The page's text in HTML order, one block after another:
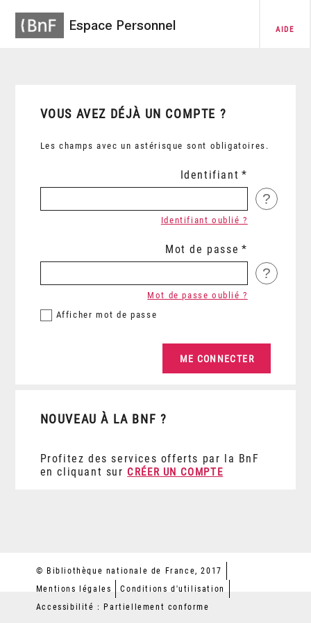
Espace Personnel AIDE
VOUS AVEZ DÉJÀ UN COMPTE ?
Les champs avec un astérisque sont obligatoires.
Identifiant
?
Identifiant oublié ?
Mot de passe
?
Afficher mot de passe
Mot de passe oublié ?
NOUVEAU À LA BNF ?
Profitez des services offerts par la BnF
en cliquant sur CRÉER UN COMPTE
© Bibliothèque nationale de France, 2017
Mentions légales
Conditions d'utilisation
Accessibilité : Partiellement conforme